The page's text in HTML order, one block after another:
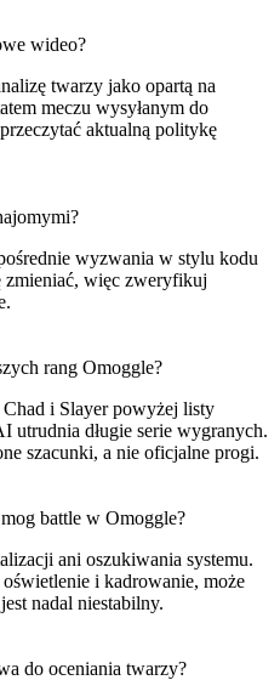
wideo?
twarzy jako opartą na
meczu wysyłanym do
aktualną politykę
wyzwania w stylu kodu
zmieniać, więc zweryfikuj
rang Omoggle?
Chad i Slayer powyżej listy
utrudnia długie serie wygranych.
szacunki, a nie oficjalne progi.
battle w Omoggle?
ani oszukiwania systemu.
i kadrowanie, może
nadal niestabilny.
do oceniania twarzy?